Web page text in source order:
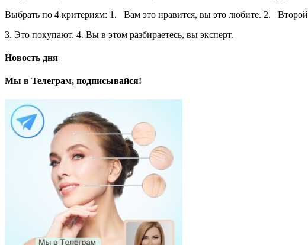
Выбрать по 4 критериям: 1. Вам это нравится, вы это любите. 2.
3. Это покупают. 4. Вы в этом разбираетесь, вы эксперт.
Новость дня
Мы в Телеграм, подписывайся!